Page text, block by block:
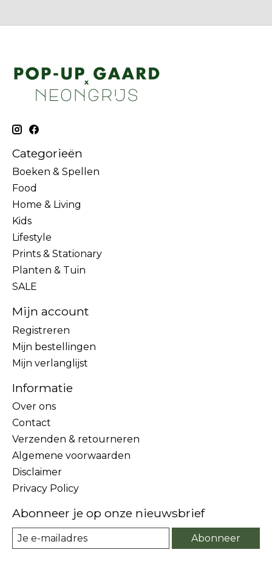
Categorieën
Boeken & Spellen
Food
Home & Living
Kids
Lifestyle
Prints & Stationary
Planten & Tuin
SALE
Mijn account
Registreren
Mijn bestellingen
Mijn verlanglijst
Informatie
Over ons
Contact
Verzenden & retourneren
Algemene voorwaarden
Disclaimer
Privacy Policy
Abonneer je op onze nieuwsbrief
Abonneer